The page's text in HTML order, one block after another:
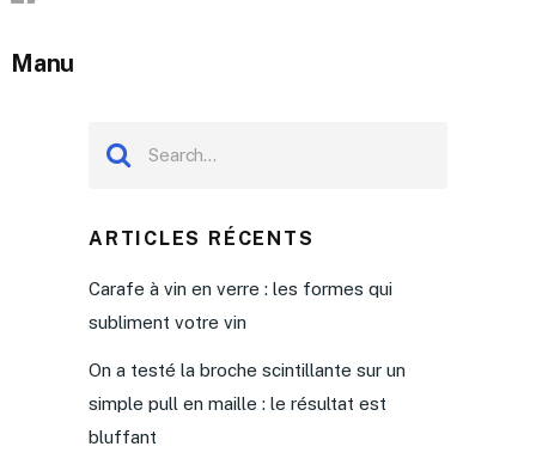
Manu
ARTICLES RÉCENTS
Carafe à vin en verre : les formes qui
subliment votre vin
On a testé la broche scintillante sur un
simple pull en maille : le résultat est
bluffant